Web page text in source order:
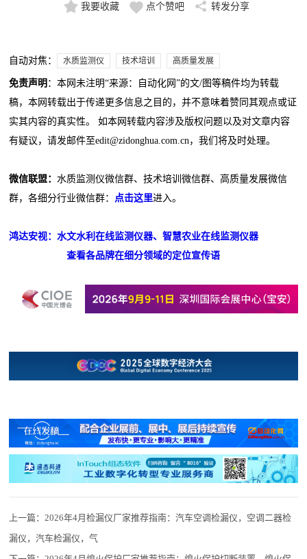
我要收藏 点个赞吧 转发分享
自动对焦： 水质监测仪 技术培训 高质量发展
免责声明 ：本网未注明“来源：自动化网”的文/图等稿件均为转载
稿，本网转载出于传递更多信息之目的，并不意味着赞同其观点或证
实其内容的真实性。 如本网转载内容涉及版权问题以及对文章内容
有疑议，请发邮件至edit@zidonghua.com.cn，我们将及时处理。
微信联盟： 水质监测仪微信群、技术培训微信群、高质量发展微信
群，各细分行业微信群：
点击这里进入。
鸿达安视：水文水利在线监测仪器、智慧农业在线监测仪器
查看各品牌在细分领域的定位宣传语
上一篇：2026年4月检漏仪厂家推荐指南：汽车空调检漏仪，空调二器检
漏仪，汽车检漏仪，气